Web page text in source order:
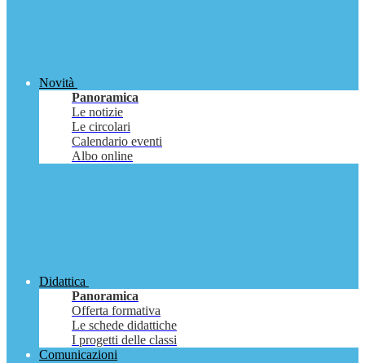
Novità
Panoramica
Le notizie
Le circolari
Calendario eventi
Albo online
Didattica
Panoramica
Offerta formativa
Le schede didattiche
I progetti delle classi
Comunicazioni